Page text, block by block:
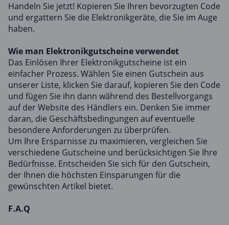
Handeln Sie jetzt! Kopieren Sie Ihren bevorzugten Code
und ergattern Sie die Elektronikgeräte, die Sie im Auge
haben.
Wie man Elektronikgutscheine verwendet
Das Einlösen Ihrer Elektronikgutscheine ist ein
einfacher Prozess. Wählen Sie einen Gutschein aus
unserer Liste, klicken Sie darauf, kopieren Sie den Code
und fügen Sie ihn dann während des Bestellvorgangs
auf der Website des Händlers ein. Denken Sie immer
daran, die Geschäftsbedingungen auf eventuelle
besondere Anforderungen zu überprüfen.
Um Ihre Ersparnisse zu maximieren, vergleichen Sie
verschiedene Gutscheine und berücksichtigen Sie Ihre
Bedürfnisse. Entscheiden Sie sich für den Gutschein,
der Ihnen die höchsten Einsparungen für die
gewünschten Artikel bietet.
F.A.Q